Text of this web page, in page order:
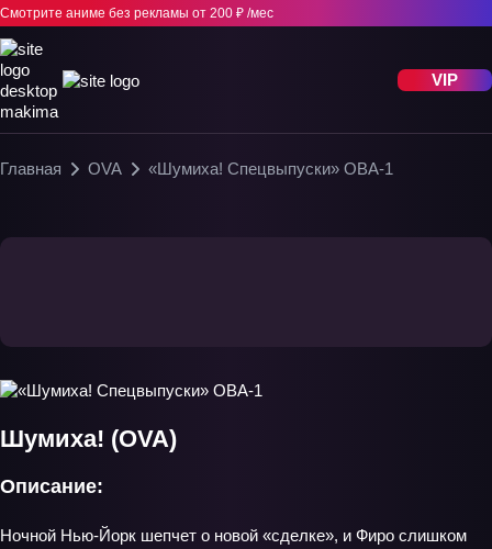
Смотрите аниме без рекламы от 200 ₽ /мес
VIP
Главная OVA «Шумиха! Спецвыпуски» ОВА-1
Шумиха! (OVA)
Описание:
Ночной Нью‑Йорк шепчет о новой «сделке», и Фиро слишком